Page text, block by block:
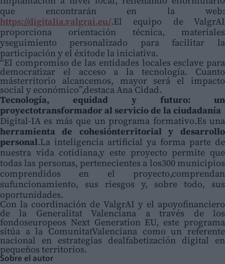
que encontrarán en la web:
https://digitalia.valgrai.eu/.El equipo de ValgrAI
proporciona orientación técnica, materiales
yseguimiento personalizado para facilitar la
participación y el éxitode la iniciativa.
“El compromiso de las entidades locales esclave para
democratizar el acceso a la tecnología. Cuanto
másterritorio alcancemos, mayor será el impacto
social y económico”,destaca Ana Cidad.
Tecnología, equidad y futuro: un
proyectotransformador al servicio de la ciudadanía
Digital-IA es más que un programa formativo.Es una
herramienta de cohesiónterritorial y desarrollo
personal.La inteligencia artificial ya forma parte de
nuestra vida cotidiana,y este proyecto permite que
todas las personas, pertenecientes a los300 municipios
comprendidos en el proyecto,comprendan
sufuncionamiento, sus riesgos y, sobre todo, sus
oportunidades.
Con la coordinación de ValgrAI y el apoyofinanciero
de la Generalitat Valenciana a través de los
fondoseuropeos Next Generation EU, este programa
sitúa a la ComunitatValenciana como un referente
nacional en estrategias dealfabetización digital en
pequeños territorios.
Sobre el autor